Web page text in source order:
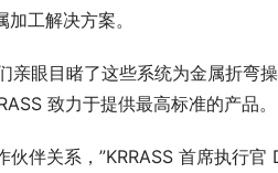
工解决方案。
亲眼目睹了这些系统为金属折弯
致力于提供最高标准的产品。
伴关系，”KRRASS 首席执行官